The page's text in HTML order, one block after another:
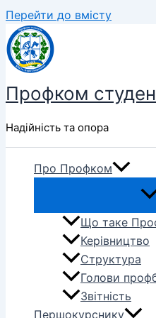
Перейти до вмісту
Профком
Надійність та опора
Про Профком
Що таке
Керівництво
Структура
Голови
Звітність
Першокурснику